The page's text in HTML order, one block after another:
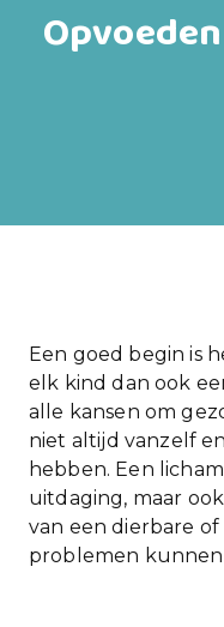
Een goed begin is
elk kind dan ook
alle kansen om
niet altijd vanzelf
hebben. Een
uitdaging, maar
van een dierbare
problemen